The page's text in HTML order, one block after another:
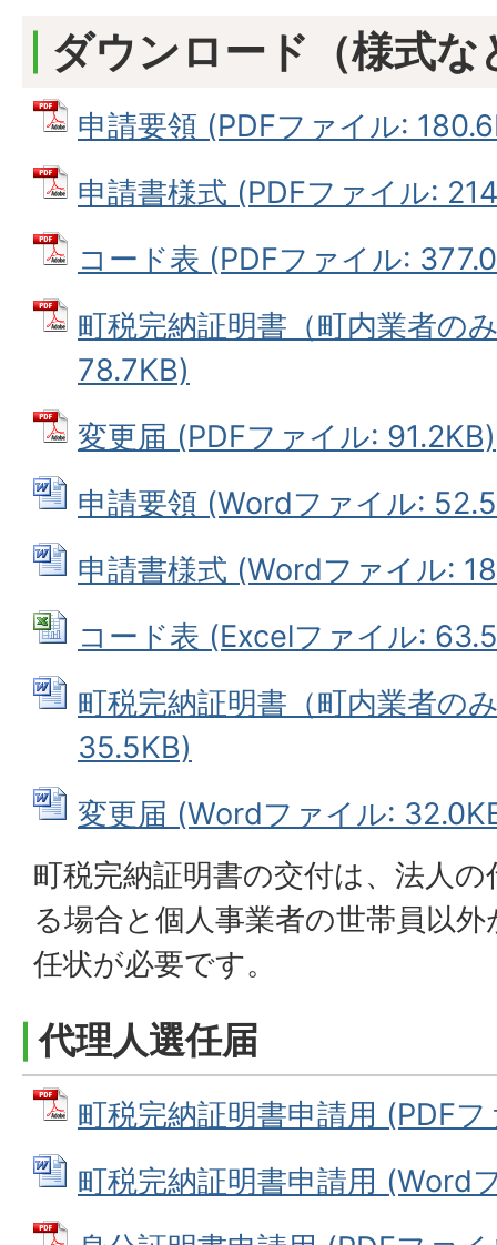
ダウンロード（様式な
申請要領 (PDFファイル:
申請書様式 (PDFファイル:
コード表 (PDFファイル:
町税完納証明書（町内業者の
78.7KB)
変更届 (PDFファイル: 91.2KB)
申請要領 (Wordファイル:
申請書様式 (Wordファイル:
コード表 (Excelファイル:
町税完納証明書（町内業者の
35.5KB)
変更届 (Wordファイル:
町税完納証明書の交付は、法人
る場合と個人事業者の世帯員以
任状が必要です。
代理人選任届
町税完納証明書申請用 (PDF
町税完納証明書申請用 (Word